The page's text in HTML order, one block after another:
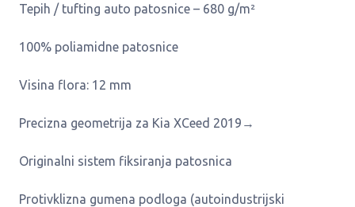
Tepih / tufting auto patosnice – 680 g/m²
100% poliamidne patosnice
Visina flora: 12 mm
Precizna geometrija za Kia XCeed 2019→
Originalni sistem fiksiranja patosnica
Protivklizna gumena podloga (autoindustrijski